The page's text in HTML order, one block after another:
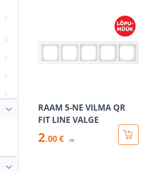
RAAM 5-NE VILMA QR
FIT LINE VALGE
2.00 € /tk